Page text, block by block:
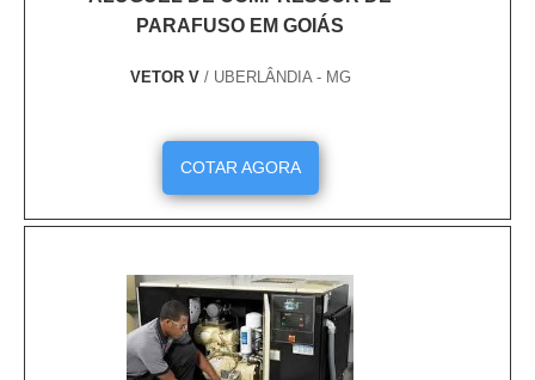
PARAFUSO EM GOIÁS
VETOR V / UBERLÂNDIA - MG
COTAR AGORA